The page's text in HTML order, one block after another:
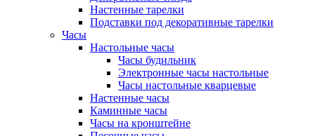
Настенные тарелки
Подставки под декоративные тарелки
Часы
Настольные часы
Часы будильник
Электронные часы настольные
Часы настольные кварцевые
Настенные часы
Каминные часы
Часы на кронштейне